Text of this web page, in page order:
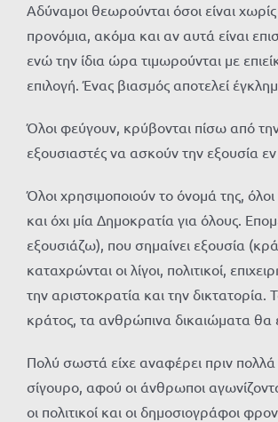
Αδύναμοι θεωρούνται όσοι είναι
προνόμια, ακόμα και αν αυτά είναι
ενώ την ίδια ώρα τιμωρούνται με
επιλογή. Ένας βιασμός αποτελεί
Όλοι φεύγουν, κρύβονται πίσω από
εξουσιαστές να ασκούν την εξουσία
Όλοι χρησιμοποιούν το όνομά της,
και όχι μία Δημοκρατία για όλους.
εξουσιάζω), που σημαίνει εξουσία
καταχρώνται οι λίγοι, πολιτικοί,
την αριστοκρατία και την
κράτος, τα ανθρώπινα δικαιώματα θα
Πολύ σωστά είχε αναφέρει πριν πολλά
σίγουρο, αφού οι άνθρωποι
οι πολιτικοί και οι δημοσιογράφοι